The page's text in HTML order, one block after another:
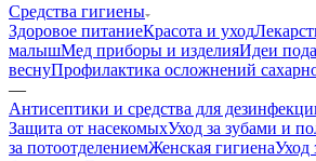
Средства гигиены
Здоровое питаниеКрасота и уход
малышМед приборы и изделияИдеи
веснуПрофилактика осложнений
—
Антисептики и средства для
Защита от насекомыхУход за зубами и
за потоотделениемЖенская гигиенаУход